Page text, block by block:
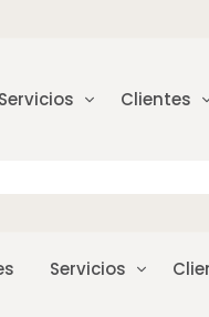
Servicios Clientes
Servicios